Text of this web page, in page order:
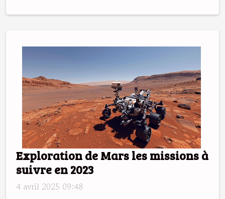
Exploration de Mars les missions à
suivre en 2023
4 avril 2025 09:48